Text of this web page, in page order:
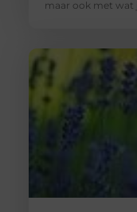
maar ook met wat